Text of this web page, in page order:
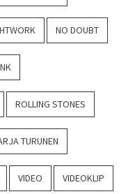
NO DOUBT
ROLLING STONES
TURUNEN
VIDEO VIDEOKLIP